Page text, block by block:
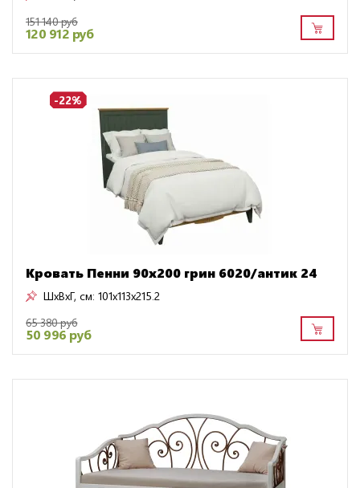
151 140 руб
120 912 руб
-22%
Кровать Пенни 90x200 грин 6020/антик 24
ШxВxГ, см: 101x113x215.2
65 380 руб
50 996 руб